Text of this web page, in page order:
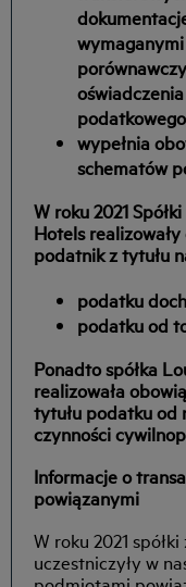
wypełnia
schematów
W roku 2021
Hotels
podatnik z tytułu
podatku
podatku od
Ponadto spółka
realizowała
tytułu podatku od
czynności
Informacje o
powiązanymi
W roku 2021
uczestniczyły w